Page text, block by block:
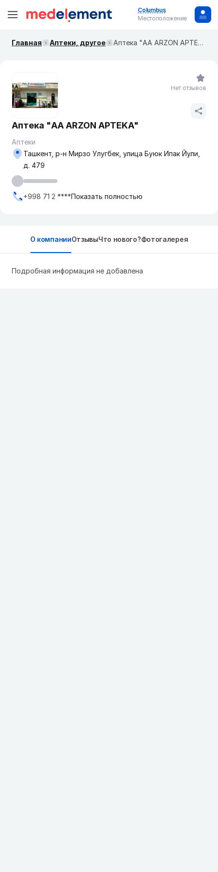
Columbus
Местоположение
Главная Аптеки, другое Аптека "AA ARZON APTEKA"
Аптека "AA ARZON APTEKA"
Аптеки
Ташкент, р-н Мирзо Улугбек, улица Буюк Ипак Йули,
д. 479
+998 71 2 ****Показать полностью
Нет отзывов
О компанииОтзывыЧто нового?Фотогалерея
Подробная информация не добавлена